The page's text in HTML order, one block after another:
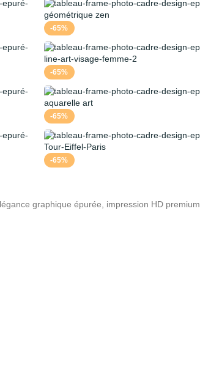
-65%
-65%
-65%
-65%
graphique épurée, impression HD premium.